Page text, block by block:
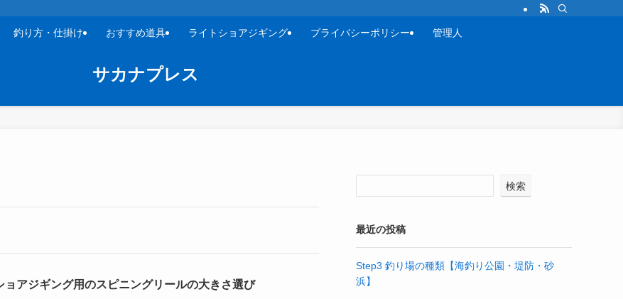
サカナプレス
釣り方・仕掛け おすすめ道具 ライトショアジギング プライバシーポリシー 管理人
ョアジギング用のスピニングリールの大きさ選び
検索
最近の投稿
Step3 釣り場の種類【海釣り公園・堤防・砂
浜】